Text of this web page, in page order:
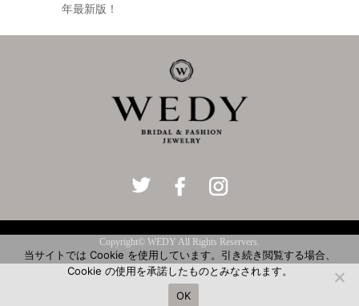
年最新版！
Copyright© WEDY All Rights Reservers.
当サイトでは Cookie を使用しています。引き続き閲覧する場合、
Cookie の使用を承諾したものとみなされます。
OK